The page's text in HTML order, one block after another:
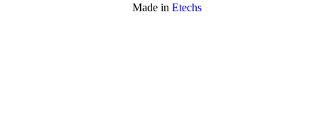
Made in Etechs